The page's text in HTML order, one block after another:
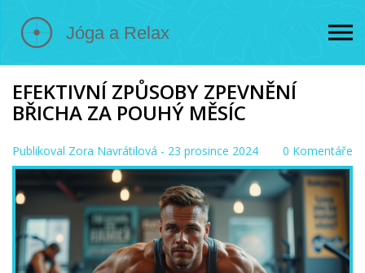
EFEKTIVNÍ ZPŮSOBY ZPEVNĚNÍ
BŘICHA ZA POUHÝ MĚSÍC
Publikoval Zora Navrátilová - 23 prosince 2024 0 Komentáře